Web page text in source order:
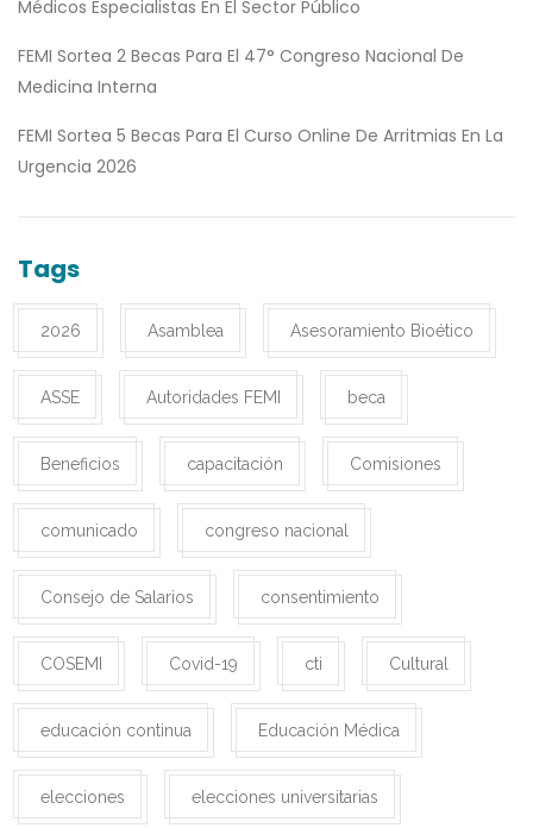
Médicos Especialistas En El Sector Público
FEMI Sortea 2 Becas Para El 47° Congreso Nacional De
Medicina Interna
FEMI Sortea 5 Becas Para El Curso Online De Arritmias En La
Urgencia 2026
Tags
2026 Asamblea Asesoramiento Bioético
ASSE Autoridades FEMI beca
Beneficios capacitación Comisiones
comunicado congreso nacional
Consejo de Salarios consentimiento
COSEMI Covid-19 cti Cultural
educación continua Educación Médica
elecciones elecciones universitarias